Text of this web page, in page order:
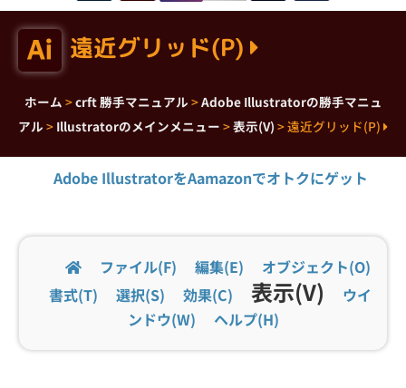
遠近グリッド(P)
ホーム >crft 勝手マニュアル >Adobe Illustratorの勝手マニュ
アル > Illustratorのメインメニュー >表示(V) >遠近グリッド(P)
Adobe IllustratorをAamazonでオトクにゲット
ファイル(F) 編集(E)
オブジェクト(O)
書式(T)
選択(S) 効果(C) 表示(V)
ウイ
ンドウ(W)
ヘルプ(H)